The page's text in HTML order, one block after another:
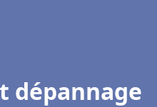
dépannage